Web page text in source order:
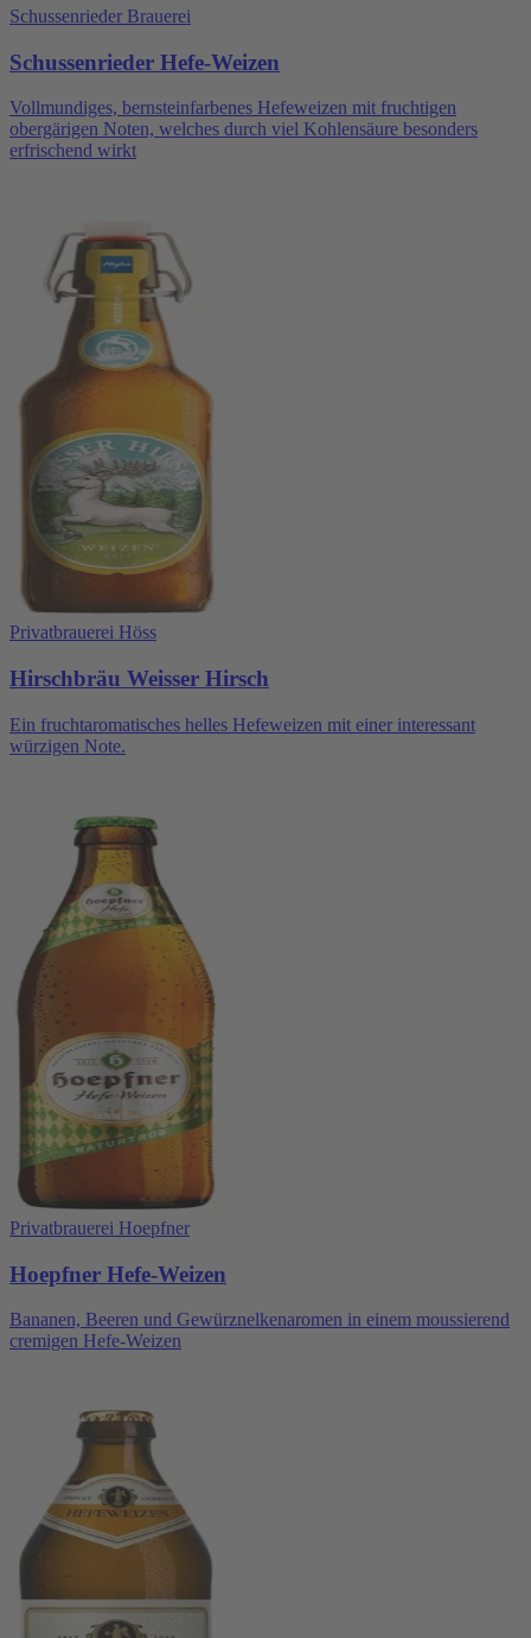
Schussenrieder Brauerei
Schussenrieder Hefe-Weizen
Vollmundiges, bernsteinfarbenes Hefeweizen mit fruchtigen
obergärigen Noten, welches durch viel Kohlensäure besonders
erfrischend wirkt
Privatbrauerei Höss
Hirschbräu Weisser Hirsch
Ein fruchtaromatisches helles Hefeweizen mit einer interessant
würzigen Note.
Privatbrauerei Hoepfner
Hoepfner Hefe-Weizen
Bananen, Beeren und Gewürznelkenaromen in einem moussierend
cremigen Hefe-Weizen